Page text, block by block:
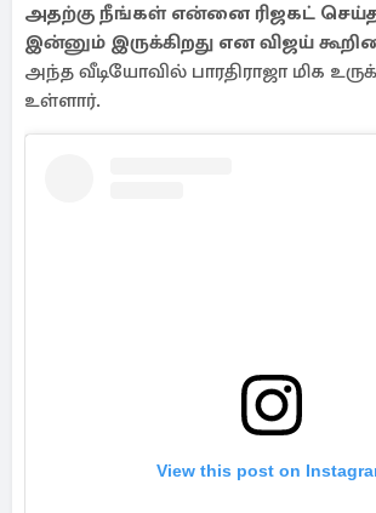
அதற்கு நீங்கள் என்னை ரிஜகட்
இன்னும் இருக்கிறது என விஜய்
அந்த வீடியோவில் பாரதிராஜா மிக
உள்ளார்.
View this post on